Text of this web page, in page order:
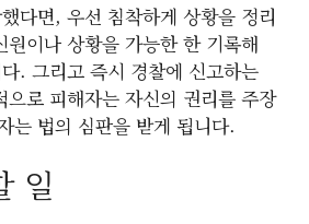
다면, 우선 침착하게 상황을 정리
이나 상황을 가능한 한 기록해
. 그리고 즉시 경찰에 신고하는
으로 피해자는 자신의 권리를 주장
는 법의 심판을 받게 됩니다.
일